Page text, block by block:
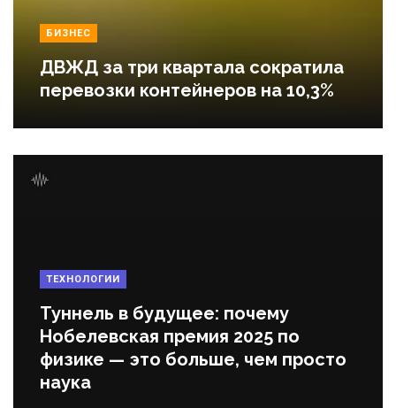
БИЗНЕС
ДВЖД за три квартала сократила
перевозки контейнеров на 10,3%
ТЕХНОЛОГИИ
Туннель в будущее: почему
Нобелевская премия 2025 по
физике — это больше, чем просто
наука